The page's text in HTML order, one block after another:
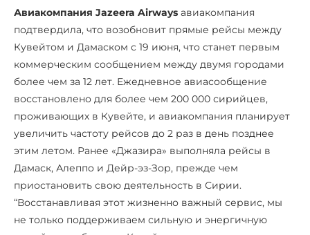
Авиакомпания Jazeera Airways авиакомпания
подтвердила, что возобновит прямые рейсы между
Кувейтом и Дамаском с 19 июня, что станет первым
коммерческим сообщением между двумя городами
более чем за 12 лет. Ежедневное авиасообщение
восстановлено для более чем 200 000 сирийцев,
проживающих в Кувейте, и авиакомпания планирует
увеличить частоту рейсов до 2 раз в день позднее
этим летом. Ранее «Джазира» выполняла рейсы в
Дамаск, Алеппо и Дейр-эз-Зор, прежде чем
приостановить свою деятельность в Сирии.
“Восстанавливая этот жизненно важный сервис, мы
не только поддерживаем сильную и энергичную